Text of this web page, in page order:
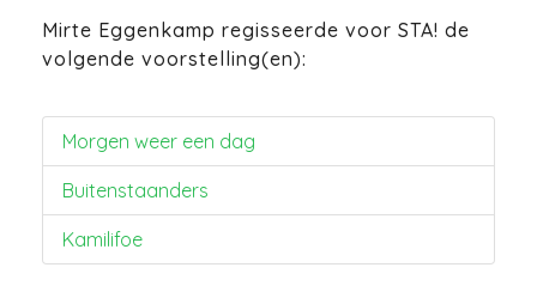
Mirte Eggenkamp regisseerde voor STA! de
volgende voorstelling(en):
Morgen weer een dag
Buitenstaanders
Kamilifoe